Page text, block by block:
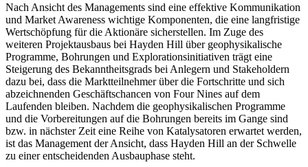
Nach Ansicht des Managements sind eine effektive Kommunikation
und Market Awareness wichtige Komponenten, die eine langfristige
Wertschöpfung für die Aktionäre sicherstellen. Im Zuge des
weiteren Projektausbaus bei Hayden Hill über geophysikalische
Programme, Bohrungen und Explorationsinitiativen trägt eine
Steigerung des Bekanntheitsgrads bei Anlegern und Stakeholdern
dazu bei, dass die Marktteilnehmer über die Fortschritte und sich
abzeichnenden Geschäftschancen von Four Nines auf dem
Laufenden bleiben. Nachdem die geophysikalischen Programme
und die Vorbereitungen auf die Bohrungen bereits im Gange sind
bzw. in nächster Zeit eine Reihe von Katalysatoren erwartet werden,
ist das Management der Ansicht, dass Hayden Hill an der Schwelle
zu einer entscheidenden Ausbauphase steht.